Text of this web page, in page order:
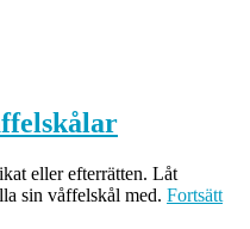
eller efterrätten. Låt
sin våffelskål med. Fortsätt